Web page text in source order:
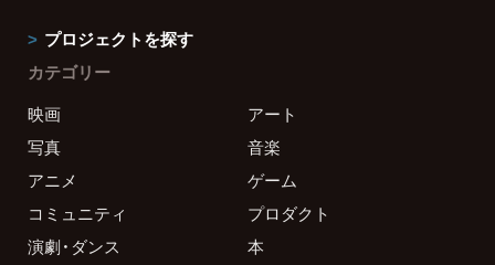
プロジェクトを探す
カテゴリー
映画
アート
写真
音楽
アニメ
ゲーム
コミュニティ
プロダクト
演劇・ダンス
本